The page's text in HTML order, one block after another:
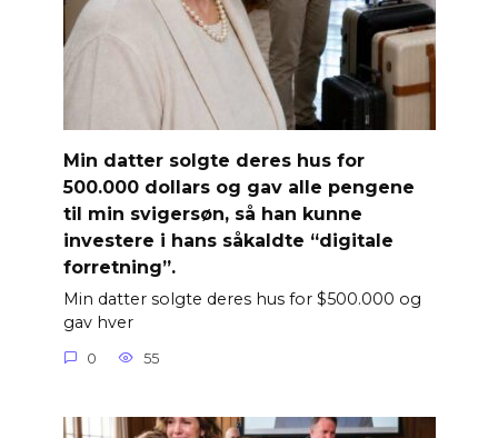
Min datter solgte deres hus for
500.000 dollars og gav alle pengene
til min svigersøn, så han kunne
investere i hans såkaldte “digitale
forretning”.
Min datter solgte deres hus for $500.000 og
gav hver
0 55